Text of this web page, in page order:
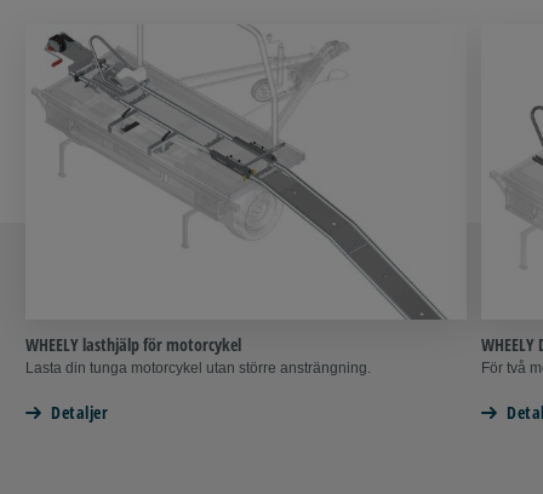
WHEELY lasthjälp för motorcykel
Lasta din tunga motorcykel utan större ansträngning.
Detaljer
För två